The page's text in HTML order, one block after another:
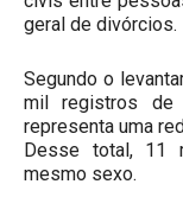
geral de divórcios.
Segundo o
mil registros de
representa uma
Desse total, 11
mesmo sexo.